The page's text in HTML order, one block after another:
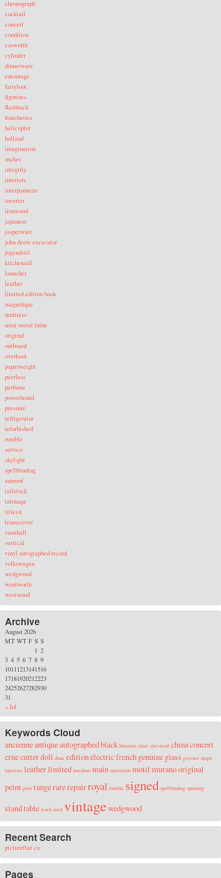
chronograph
cocktail
concert
condition
cosworth
cylinder
dinnerware
entourage
fairyloot
figurines
flashback
fourchettes
helicopter
holland
imagination
inches
integrity
interiors
interpanneau
inverter
ironwood
japanese
jasperware
john deere excavator
jugendstil
kitchenaid
launcher
leather
limited edition book
magnifique
mattress
mini metal lathe
original
outboard
overhaul
paperweight
peerless
perfume
powerboard
pressure
refrigerator
refurbished
rumble
service
skylight
spellbinding
sunroof
tailstock
tatouage
titleist
transceiver
vauxhall
vertical
vinyl autographed record
volkswagen
wedgwood
wentworth
westwood
Archive
August 2026
MT WT F S S
« Jul
1 2
3 4 5 6 7 8 9
10111213141516
17181920212223
24252627282930
31
Keywords Cloud
ancienneantiqueautographedblack blossom chair chevreuil chinaconcert
crnecutterdoll dune editionelectricfrenchgenuineglass gravure inspir
interiors leatherlimited machine main mermaids motifmuranooriginal
peint pilot rangerarerepairroyal rumble signed spellbinding spinning
standtable truck used vintagewedgwood
Recent Search
picturethat ca
Pages